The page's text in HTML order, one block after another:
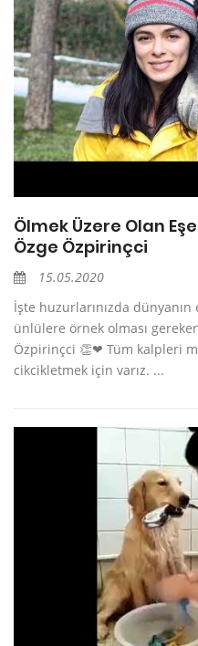
Ölmek Üzere Olan
Özge Özpirinçci
15.05.2020
İşte huzurlarınızda dünyanın
ünlülere örnek olması
Özpirinçci 👏❤ Tüm kalpleri
cikcikletmek için varız. ...